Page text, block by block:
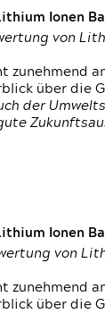
Ionen
von
zunehmend
über
der
Ionen
von
zunehmend
über